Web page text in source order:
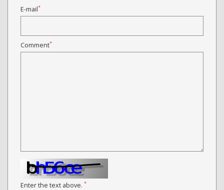
E-mail*
Comment*
Enter the text above. *